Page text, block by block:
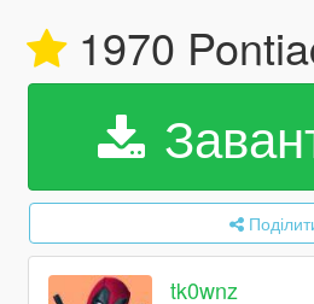
1970
tk0wnz